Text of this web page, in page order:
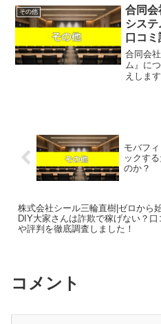
稼げる
自分が
その他
合同
シス
口コ
解説！
合同会
ム』に
えしま
モバフ
ックす
のか？
株式会社シール三輪直樹|ゼロから
DIY大家さんは詐欺で稼げない？口
や評判を徹底調査しました！
コメント